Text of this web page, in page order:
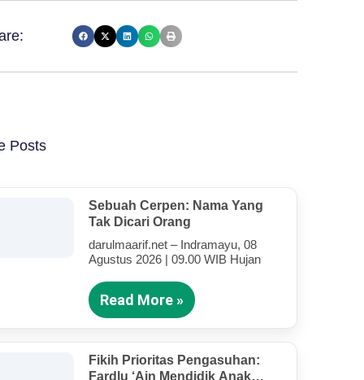
Posts
Sebuah Cerpen: Nama Yang
Tak Dicari Orang
darulmaarif.net – Indramayu, 08
Agustus 2026 | 09.00 WIB Hujan
Read More »
Fikih Prioritas Pengasuhan:
Fardlu ‘Ain Mendidik Anak